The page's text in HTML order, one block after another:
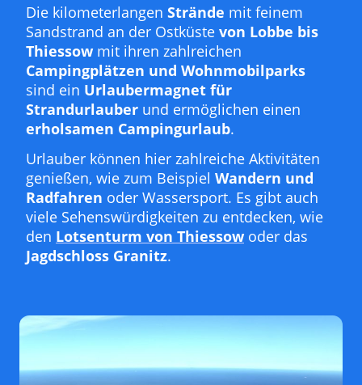
Die kilometerlangen Strände mit feinem
Sandstrand an der Ostküste von Lobbe bis
Thiessow mit ihren zahlreichen
Campingplätzen und Wohnmobilparks
sind ein Urlaubermagnet für
Strandurlauber und ermöglichen einen
erholsamen Campingurlaub.
Urlauber können hier zahlreiche Aktivitäten
genießen, wie zum Beispiel Wandern und
Radfahren oder Wassersport. Es gibt auch
viele Sehenswürdigkeiten zu entdecken, wie
den Lotsenturm von Thiessow oder das
Jagdschloss Granitz.